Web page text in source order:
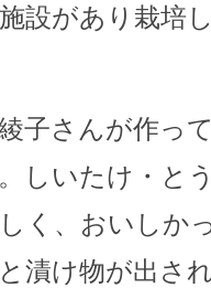
設があり栽培
子さんが作っ
しいたけ・と
く、おいしか
漬け物が出さ